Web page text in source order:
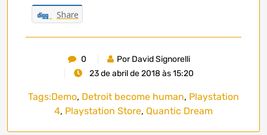
Share
0
Por David Signorelli
23 de abril de 2018 às 15:20
Tags:Demo, Detroit become human, Playstation
4, Playstation Store, Quantic Dream